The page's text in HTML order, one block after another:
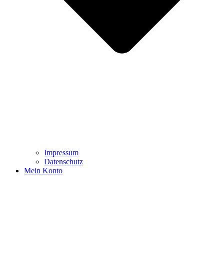
Impressum
Datenschutz
Mein Konto